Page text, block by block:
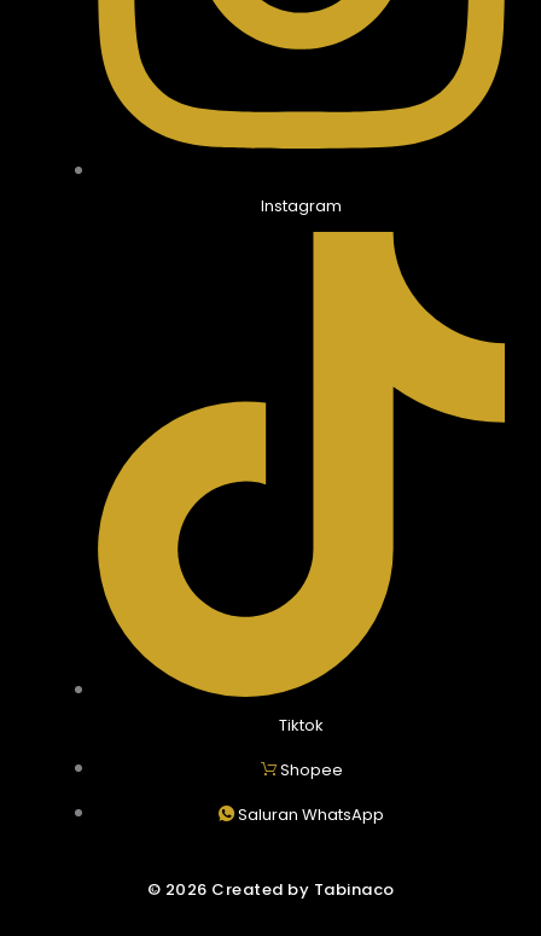
Instagram
Tiktok
Shopee
Saluran WhatsApp
© 2026 Created by Tabinaco